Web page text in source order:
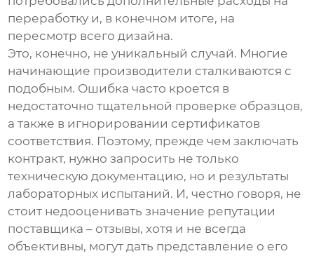
переработку и, в конечном итоге, на
пересмотр всего дизайна.
Это, конечно, не уникальный случай. Многие
начинающие производители сталкиваются с
подобным. Ошибка часто кроется в
недостаточно тщательной проверке образцов,
а также в игнорировании сертификатов
соответствия. Поэтому, прежде чем заключать
контракт, нужно запросить не только
техническую документацию, но и результаты
лабораторных испытаний. И, честно говоря, не
стоит недооценивать значение репутации
поставщика – отзывы, хотя и не всегда
объективны, могут дать представление о его